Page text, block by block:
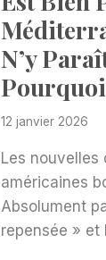
N’y
Pourquoi
12 janvier 2026
Les
américaines
Absolument
repensée »